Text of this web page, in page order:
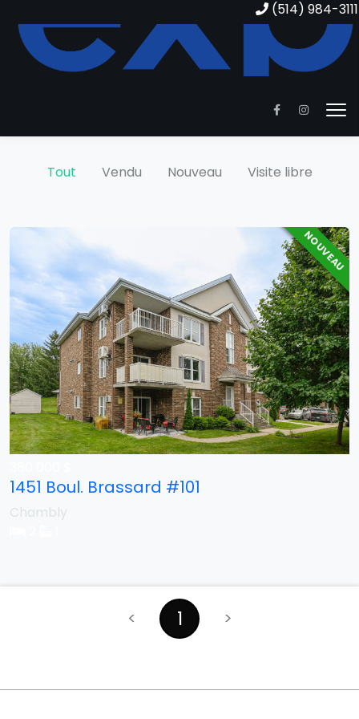
(514) 984-3111
PROPRIÉTÉS
Propriétés
Tout Vendu Nouveau Visite libre
NOUVEAU
1451 Boul. Brassard #101
Chambly
< 1 >